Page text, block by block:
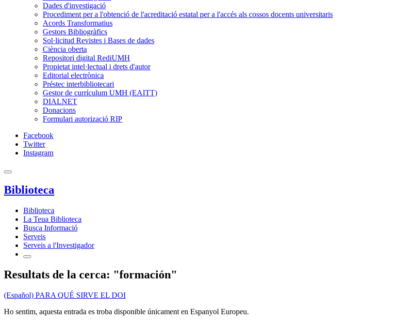
Dades d'investigació
Procediment per a l'obtenció de l'acreditació estatal per a l'accés als cossos docents universitaris
Acords Transformatius
Gestors Bibliogràfics
Sol·licitud Revistes i Bases de dades
Ciència oberta
Repositori digital RediUMH
Propietat intel·lectual i drets d'autor
Editorial electrònica
Préstec interbibliotecari
Gestor de currículum UMH (EAITT)
DIALNET
Donacions
Formulari autorizació RIP
Facebook
Twitter
Instagram
Biblioteca
Biblioteca
La Teua Biblioteca
Busca Informació
Serveis
Serveis a l'Investigador
Resultats de la cerca: "formación"
(Español) PARA QUÉ SIRVE EL DOI
Ho sentim, aquesta entrada es troba disponible únicament en Espanyol Europeu.